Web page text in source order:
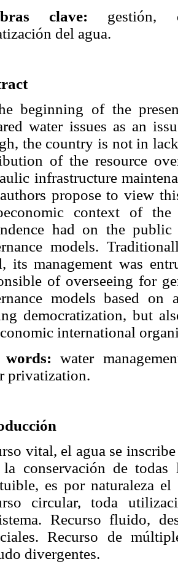
clave: gestión,
del agua.
beginning of the
water issues as an
the country is not in
of the resource
infrastructure
propose to view
context of
had on the
models.
its management was
of overseeing for
models based on
democratization, but
international
water
privatization.
vital, el agua se
la conservación de
es por naturaleza
circular, toda
Recurso fluido,
Recurso de
divergentes.